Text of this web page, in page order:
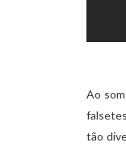
Ao
tão